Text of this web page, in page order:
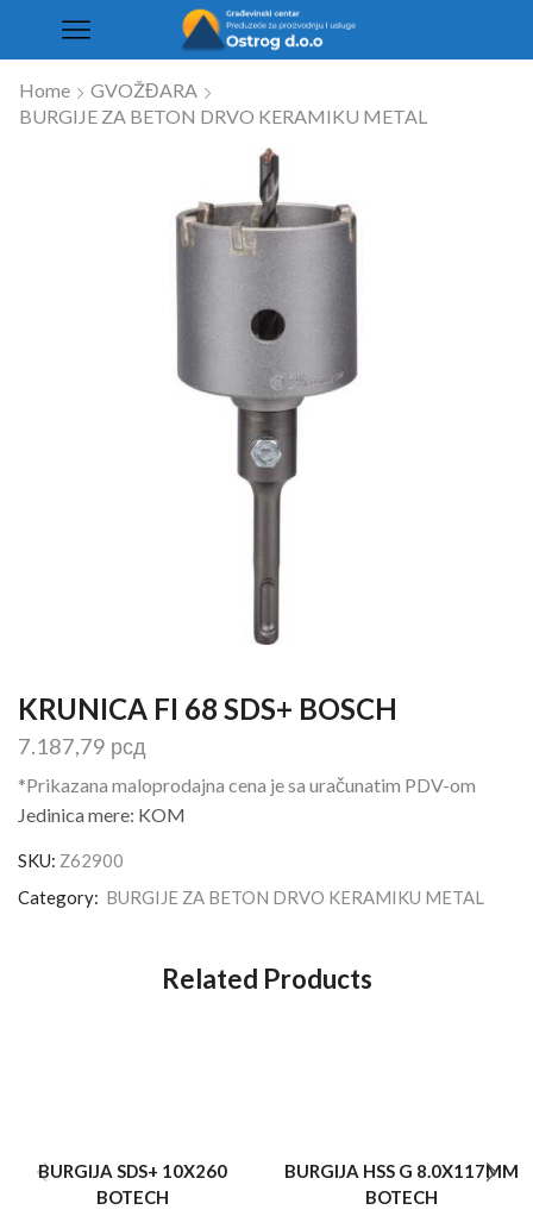
Home
GVOŽĐARA
BURGIJE ZA BETON DRVO KERAMIKU METAL
KRUNICA FI 68 SDS+ BOSCH
7.187,79 рсд
*Prikazana maloprodajna cena je sa uračunatim PDV-om
Jedinica mere: KOM
SKU: Z62900
Category: BURGIJE ZA BETON DRVO KERAMIKU METAL
Related Products
BURGIJA SDS+ 10X260
BOTECH
BURGIJA HSS G 8.0X117MM
BOTECH